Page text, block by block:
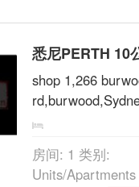
悉尼PERTH 10
shop 1,266
房间: 1 类别:
Units/